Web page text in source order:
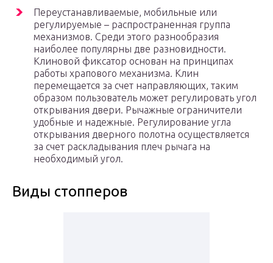
Переустанавливаемые, мобильные или
регулируемые – распространенная группа
механизмов. Среди этого разнообразия
наиболее популярны две разновидности.
Клиновой фиксатор основан на принципах
работы храпового механизма. Клин
перемещается за счет направляющих, таким
образом пользователь может регулировать угол
открывания двери. Рычажные ограничители
удобные и надежные. Регулирование угла
открывания дверного полотна осуществляется
за счет раскладывания плеч рычага на
необходимый угол.
Виды стопперов